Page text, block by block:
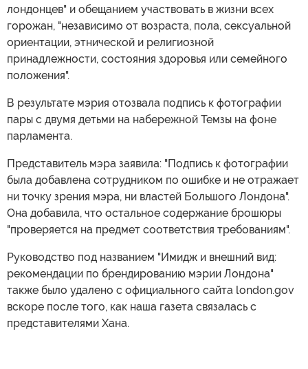
лондонцев" и обещанием участвовать в жизни всех
горожан, "независимо от возраста, пола, сексуальной
ориентации, этнической и религиозной
принадлежности, состояния здоровья или семейного
положения".
В результате мэрия отозвала подпись к фотографии
пары с двумя детьми на набережной Темзы на фоне
парламента.
Представитель мэра заявила: "Подпись к фотографии
была добавлена сотрудником по ошибке и не отражает
ни точку зрения мэра, ни властей Большого Лондона".
Она добавила, что остальное содержание брошюры
"проверяется на предмет соответствия требованиям".
Руководство под названием "Имидж и внешний вид:
рекомендации по брендированию мэрии Лондона"
также было удалено с официального сайта london.gov
вскоре после того, как наша газета связалась с
представителями Хана.